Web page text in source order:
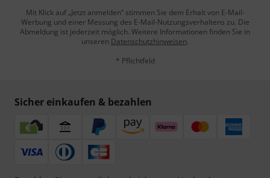
Mit Klick auf „Jetzt anmelden“ stimmen Sie dem Erhalt von E-Mail-
Werbung und einer Messung des E-Mail-Nutzungsverhaltens zu. Die
Abmeldung ist jederzeit möglich. Weitere Informationen finden Sie in
unseren Datenschutzhinweisen.
* Pflichtfeld
Sicher einkaufen & bezahlen